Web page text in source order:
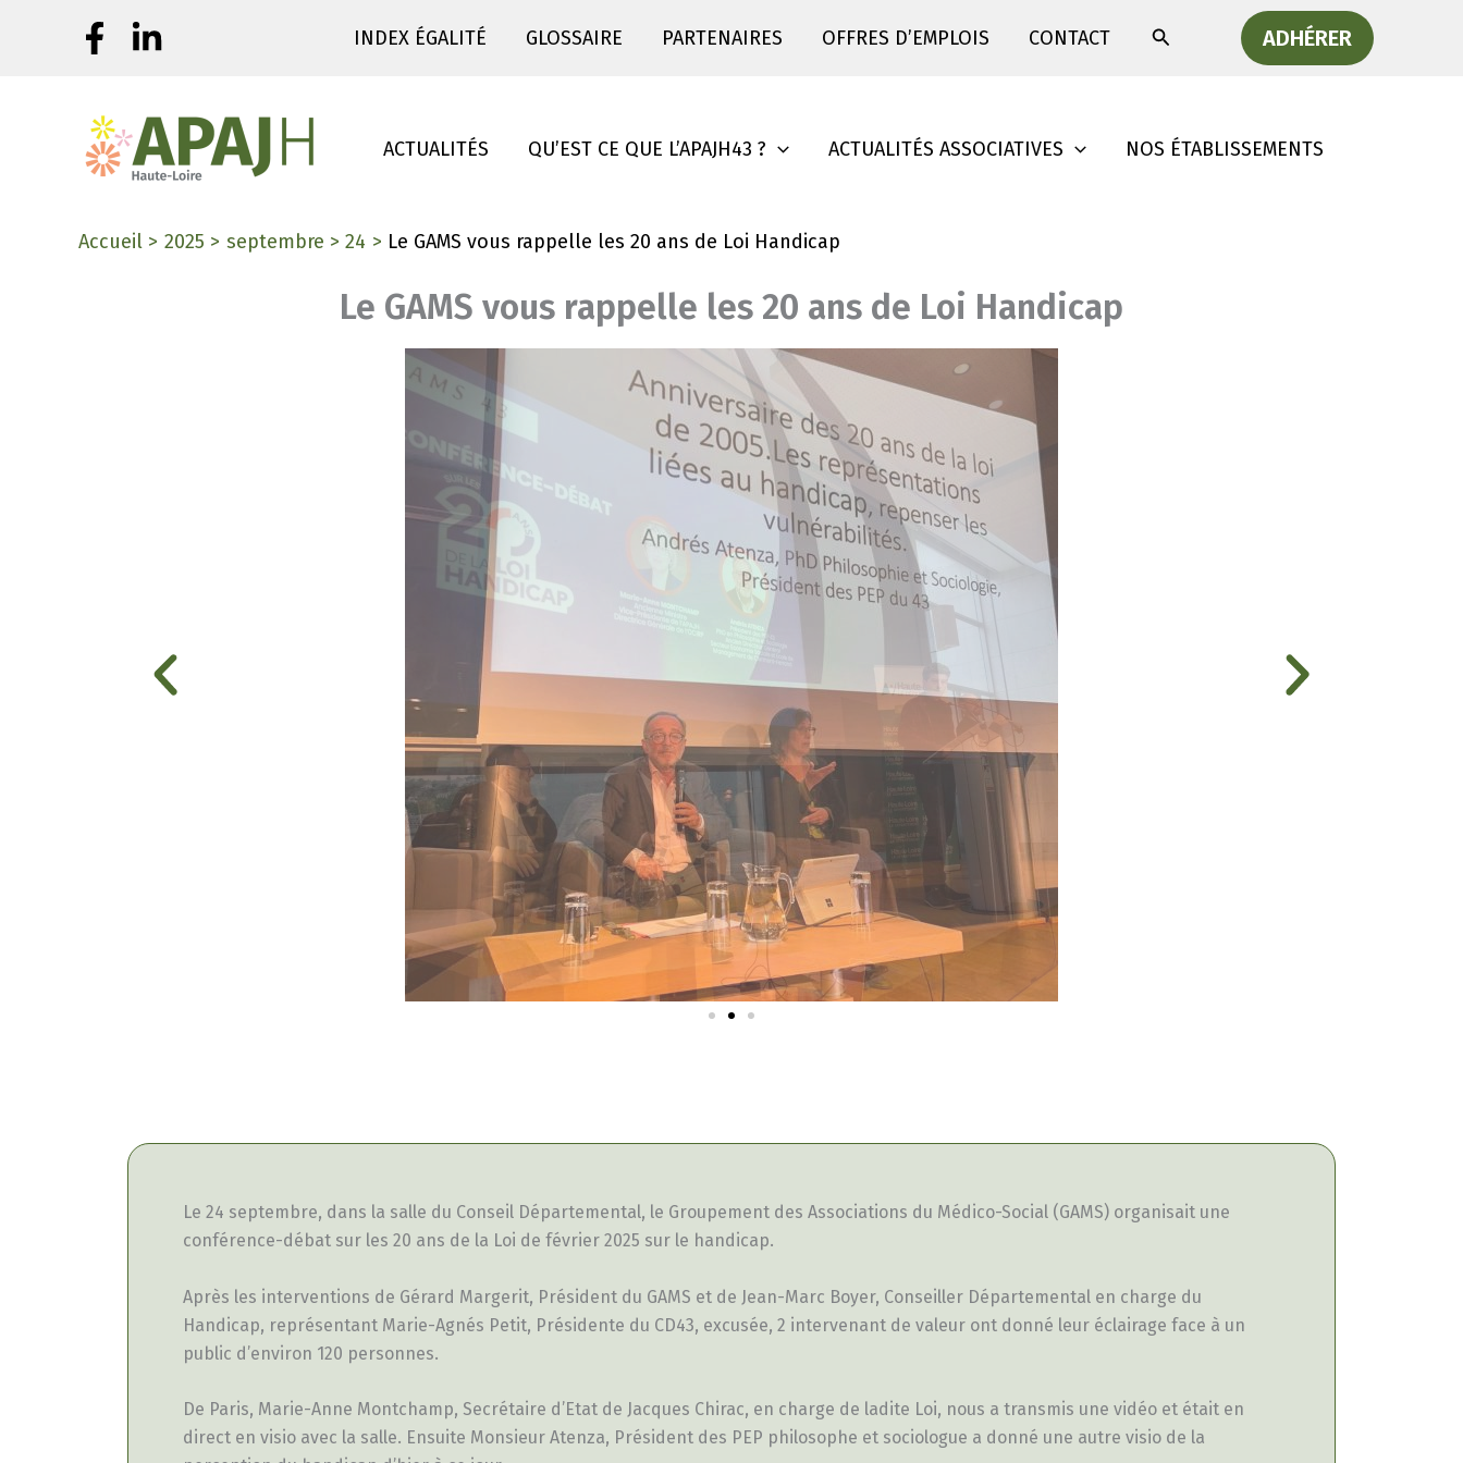
INDEX ÉGALITÉ GLOSSAIRE PARTENAIRES OFFRES D’EMPLOIS CONTACT Rechercher ADHÉRER
ACTUALITÉS QU’EST CE QUE L’APAJH43 ? ACTUALITÉS ASSOCIATIVES NOS ÉTABLISSEMENTS
Accueil 2025 septembre 24 Le GAMS vous rappelle les 20 ans de Loi Handicap
Le GAMS vous rappelle les 20 ans de Loi Handicap
Le 24 septembre, dans la salle du Conseil Départemental, le Groupement des Associations du Médico-Social (GAMS) organisait une
conférence-débat sur les 20 ans de la Loi de février 2025 sur le handicap.
Après les interventions de Gérard Margerit, Président du GAMS et de Jean-Marc Boyer, Conseiller Départemental en charge du
Handicap, représentant Marie-Agnés Petit, Présidente du CD43, excusée, 2 intervenant de valeur ont donné leur éclairage face à un
public d’environ 120 personnes.
De Paris, Marie-Anne Montchamp, Secrétaire d’Etat de Jacques Chirac, en charge de ladite Loi, nous a transmis une vidéo et était en
direct en visio avec la salle. Ensuite Monsieur Atenza, Président des PEP philosophe et sociologue a donné une autre visio de la